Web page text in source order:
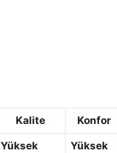
Kalite Konfor
Yüksek
Yüksek